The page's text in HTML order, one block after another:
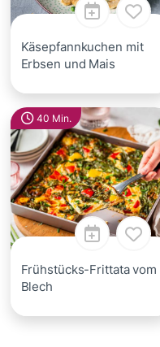
Käsepfannkuchen mit
Erbsen und Mais
40 Min.
Frühstücks-Frittata vom
Blech